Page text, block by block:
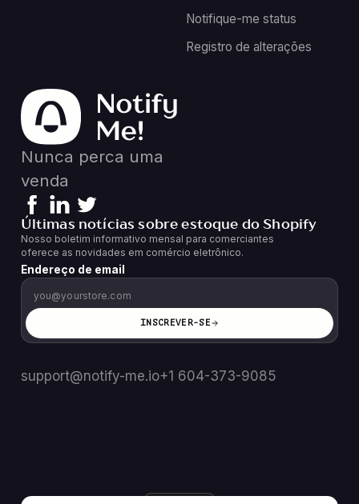
Notifique-me status
Registro de alterações
Nunca perca uma
venda
Últimas notícias sobre estoque do Shopify
Nosso boletim informativo mensal para comerciantes
oferece as novidades em comércio eletrônico.
Endereço de email
INSCREVER-SE
support@notify-me.io+1 604-373-9085